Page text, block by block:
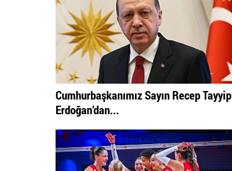
Cumhurbaşkanımız Sayın Recep Tayyip
Erdoğan’dan...